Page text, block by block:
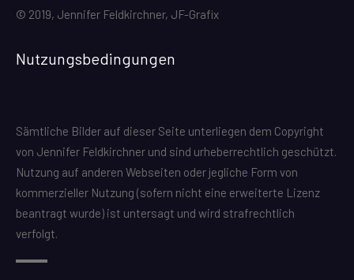
© 2019, Jennifer Feldkirchner, JF-Grafix
Nutzungsbedingungen
Sämtliche Bilder auf dieser Seite unterliegen dem Copyright
von Jennifer Feldkirchner und sind urheberrechtlich geschützt.
Nutzung auf anderen Webseiten oder jegliche Form von
kommerzieller Nutzung (sofern nicht eine erweiterte Lizenz
beantragt wurde) ist untersagt und wird strafrechtlich
verfolgt.